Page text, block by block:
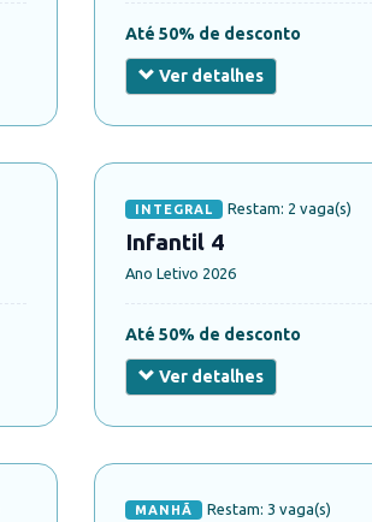
Até 50% de desconto
Ver detalhes
INTEGRAL Restam: 2 vaga(s)
Infantil 4
Ano Letivo 2026
Até 50% de desconto
Ver detalhes
MANHÃ Restam: 3 vaga(s)